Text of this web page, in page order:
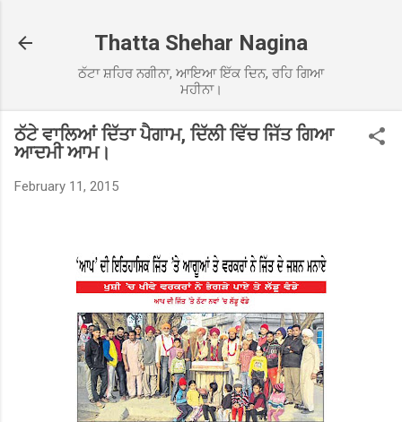
Thatta Shehar Nagina
ਠੱਟਾ ਸ਼ਹਿਰ ਨਗੀਨਾ, ਆਇਆ ਇੱਕ ਦਿਨ, ਰਹਿ ਗਿਆ
ਮਹੀਨਾ।
ਠੱਟੇ ਵਾਲਿਆਂ ਦਿੱਤਾ ਪੈਗਾਮ, ਦਿੱਲੀ ਵਿੱਚ ਜਿੱਤ ਗਿਆ
ਆਦਮੀ ਆਮ।
February 11, 2015